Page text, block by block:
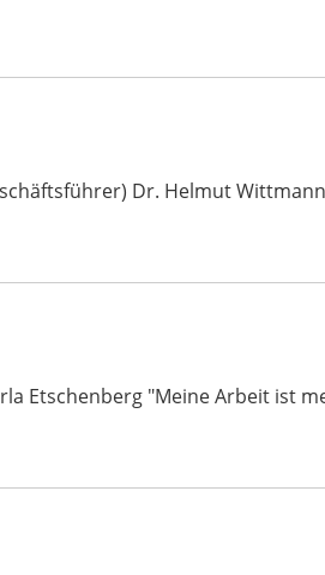
Dr. Helmut
Etschenberg "Meine Arbeit ist